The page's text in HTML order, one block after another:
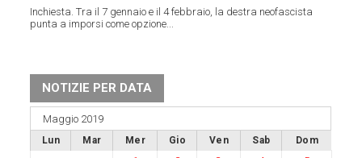
Inchiesta. Tra il 7 gennaio e il 4 febbraio, la destra neofascista
punta a imporsi come opzione...
NOTIZIE PER DATA
Maggio 2019
Lun Mar Mer Gio Ven Sab Dom